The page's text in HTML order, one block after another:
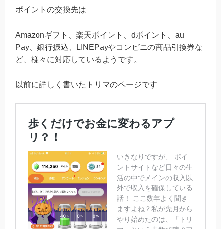
ポイントの交換先は
Amazonギフト、楽天ポイント、dポイント、au
Pay、銀行振込、LINEPayやコンビニの商品引換券な
ど、様々に対応しているようです。
以前に詳しく書いたトリマのページです